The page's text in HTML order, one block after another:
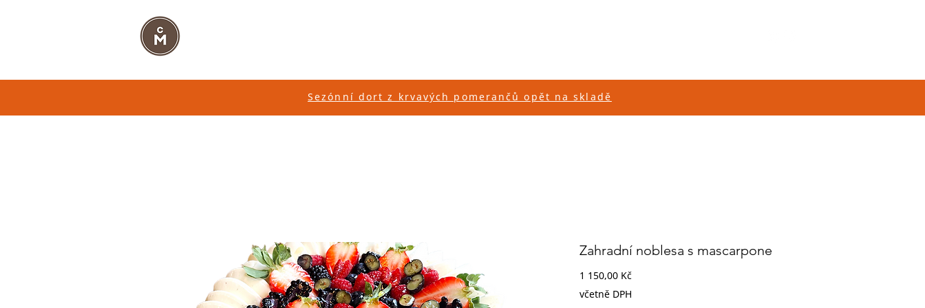
Sezónní dort z krvavých pomerančů opět na skladě
Zahradní noblesa s mascarpone
1 150,00 KčCena
včetně DPH